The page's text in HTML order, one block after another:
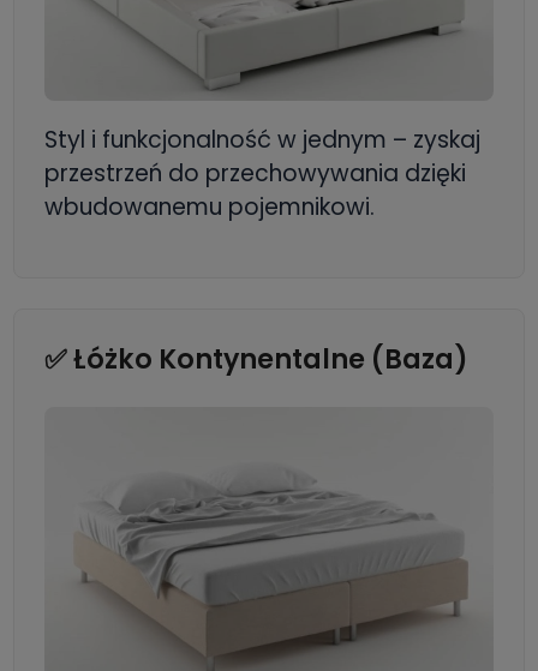
Styl i funkcjonalność w jednym – zyskaj
przestrzeń do przechowywania dzięki
wbudowanemu pojemnikowi.
✅ Łóżko Kontynentalne (Baza)